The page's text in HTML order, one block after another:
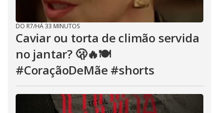
DO R7/HÁ 33 MINUTOS
Caviar ou torta de climão servida
no jantar? 🫢🔥🍽️
#CoraçãoDeMãe #shorts